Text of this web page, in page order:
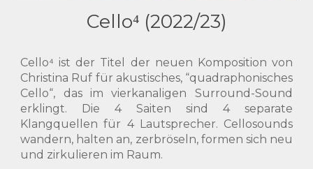
Cello⁴ (2022/23)
Cello⁴ ist der Titel der neuen Komposition von
Christina Ruf für akustisches, “quadraphonisches
Cello“, das im vierkanaligen Surround-Sound
erklingt. Die 4 Saiten sind 4 separate
Klangquellen für 4 Lautsprecher. Cellosounds
wandern, halten an, zerbröseln, formen sich neu
und zirkulieren im Raum.